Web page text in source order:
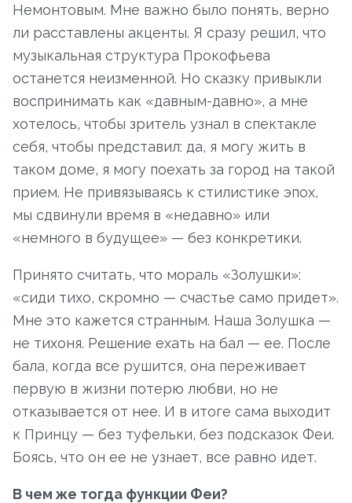
Немонтовым. Мне важно было понять, верно
ли расставлены акценты. Я сразу решил, что
музыкальная структура Прокофьева
останется неизменной. Но сказку привыкли
воспринимать как «давным-давно», а мне
хотелось, чтобы зритель узнал в спектакле
себя, чтобы представил: да, я могу жить в
таком доме, я могу поехать за город на такой
прием. Не привязываясь к стилистике эпох,
мы сдвинули время в «недавно» или
«немного в будущее» — без конкретики.
Принято считать, что мораль «Золушки»:
«сиди тихо, скромно — счастье само придет».
Мне это кажется странным. Наша Золушка —
не тихоня. Решение ехать на бал — ее. После
бала, когда все рушится, она переживает
первую в жизни потерю любви, но не
отказывается от нее. И в итоге сама выходит
к Принцу — без туфельки, без подсказок Феи.
Боясь, что он ее не узнает, все равно идет.
В чем же тогда функции Феи?